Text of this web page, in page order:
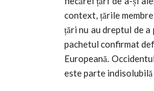
context, țările
țări nu au dreptul de
pachetul confirmat
Europeană.
este parte